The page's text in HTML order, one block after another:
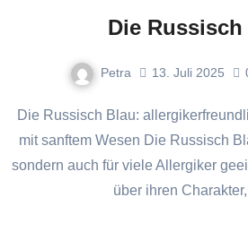
Die Russisch
Petra 13. Juli 2025
Die Russisch Blau: allergikerfreundliche Eleganz in Silber
mit sanftem Wesen Die Russisch
sondern auch für viele Allergiker
über ihren